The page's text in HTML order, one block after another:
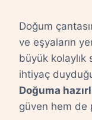
Doğum
ve eşyaların
büyük kolaylık
ihtiyaç
Doğuma
güven hem de